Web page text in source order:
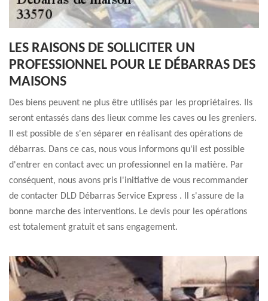
LES RAISONS DE SOLLICITER UN
PROFESSIONNEL POUR LE DÉBARRAS DES
MAISONS
Des biens peuvent ne plus être utilisés par les propriétaires. Ils
seront entassés dans des lieux comme les caves ou les greniers.
Il est possible de s'en séparer en réalisant des opérations de
débarras. Dans ce cas, nous vous informons qu'il est possible
d'entrer en contact avec un professionnel en la matière. Par
conséquent, nous avons pris l'initiative de vous recommander
de contacter DLD Débarras Service Express . Il s'assure de la
bonne marche des interventions. Le devis pour les opérations
est totalement gratuit et sans engagement.